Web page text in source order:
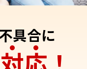
具合に